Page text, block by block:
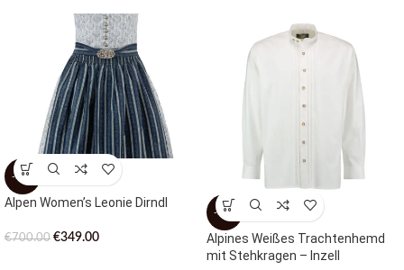
-50%
Alpen Women’s Leonie Dirndl
€700.00 €349.00
-51%
Alpines Weißes Trachtenhemd
mit Stehkragen – Inzell